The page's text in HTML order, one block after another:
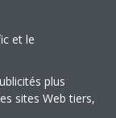
et le
plus
sites Web tiers,